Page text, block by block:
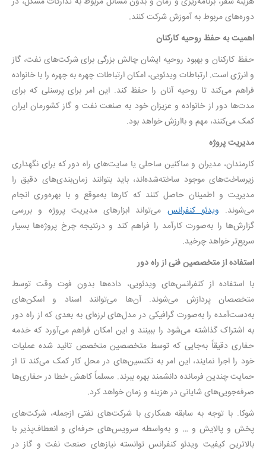
دوره‌های مربوط به آموزش شرکت کنند.
اهمیت به حفظ روحیه کارکنان
حفظ کارکنان و بهبود روحیه ایشان چالش بزرگی برای شرکت‌های نفت، گاز
و انرژی است. ارتباطات ویدئویی، امکان ارتباطات چهره به چهره را با خانواده
فراهم می‌کند تا روحیه آنان را حفظ کند. این امر برای پرسنلی که برای
مدت‌ها دور از خانواده و عزیزان خود به صنعت نفت و گاز کشورمان ایران
کمک می‌کنند، مهم و باارزش خواهد بود.
مدیریت پروژه
کارمندان، مدیران و ساکنین ساحلی یا سایت‌های راه دور که برای نگهداری
زیرساخت‌های موجود ساخته‌شده‌اند، باید بتوانند زمان‌بندی‌های دقیق را
مدیریت و اطمینان حاصل کنند که کارها به‌موقع و با بهره‌وری انجام
می‌شوند. ویدئو کنفرانس می‌تواند ابزارهای مدیریت پروژه و بررسی
گزارش‌ها را به‌صورت کارآمد را فراهم کند و درنتیجه چرخ پروژه‌ها بسیار
سریع‌تر خواهد چرخید.
استفاده از متخصصین فنی از راه دور
با استفاده از کنفرانس‌های ویدئویی، داده‌ها بدون فوت وقت توسط
متخصصان پردازش می‌شوند. آن‌ها می‌توانند اسناد و اسکن‌های
به‌دست‌آمده را به‌صورت گرافیکی در مدل‌های لرزه‌ای به بعدی که از راه دور
به اشتراک گذاشته می‌شود را ببینند و این امکان فراهم می‌آورد که خدمه
حفاری دقیقاً به‌جایی که توسط متخصصین متخصص تائید شده عملیات
خود را اجرا نمایند، این امر به تکنسین‌های در محل کار کمک می‌کند تا از
حمایت چندین فرمانده دانشمند بهره ببرند. مسلماً کاهش خطا در حفاری‌ها
صرفه‌جویی‌های شایانی در هزینه و زمان خواهد کرد.
شوکا. با توجه به سابقه همکاری با شرکت‌های نفتی ازجمله، شرکت‌های
پخش و پالایش و … و به‌واسطه سرویس‌های حرفه‌ای و انعطاف‌پذیر با
بالاترین کیفیت ویدئو کنفرانس توانسته نیازهای صنعت نفت و گاز در